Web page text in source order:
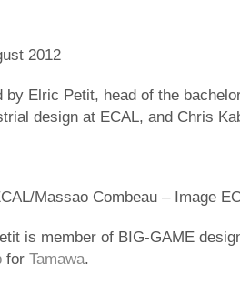
2012
by Elric Petit, head of the
design at ECAL, and Chris
Massao Combeau – Image
is member of BIG-GAME
for Tamawa.